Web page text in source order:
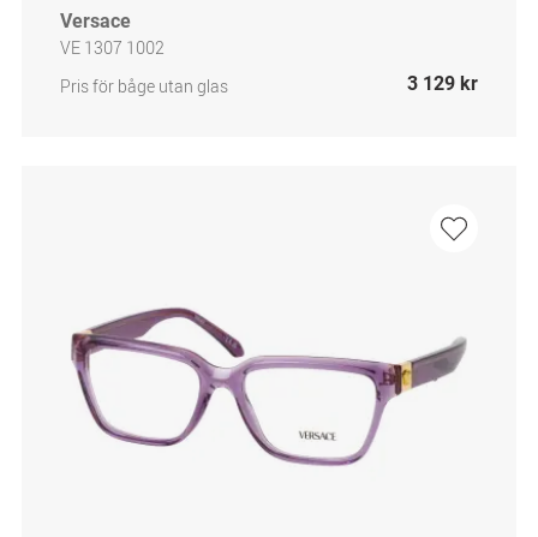
Versace
VE 1307 1002
Pris för båge utan glas
3 129 kr